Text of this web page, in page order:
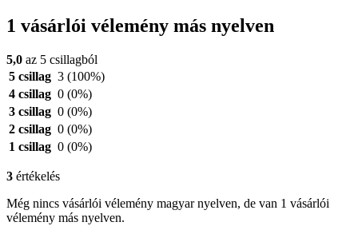
1 vásárlói vélemény más nyelven
5,0 az 5 csillagból
5 csillag 3 (100%)
4 csillag 0 (0%)
3 csillag 0 (0%)
2 csillag 0 (0%)
1 csillag 0 (0%)
3 értékelés
Még nincs vásárlói vélemény magyar nyelven, de van 1 vásárlói
vélemény más nyelven.